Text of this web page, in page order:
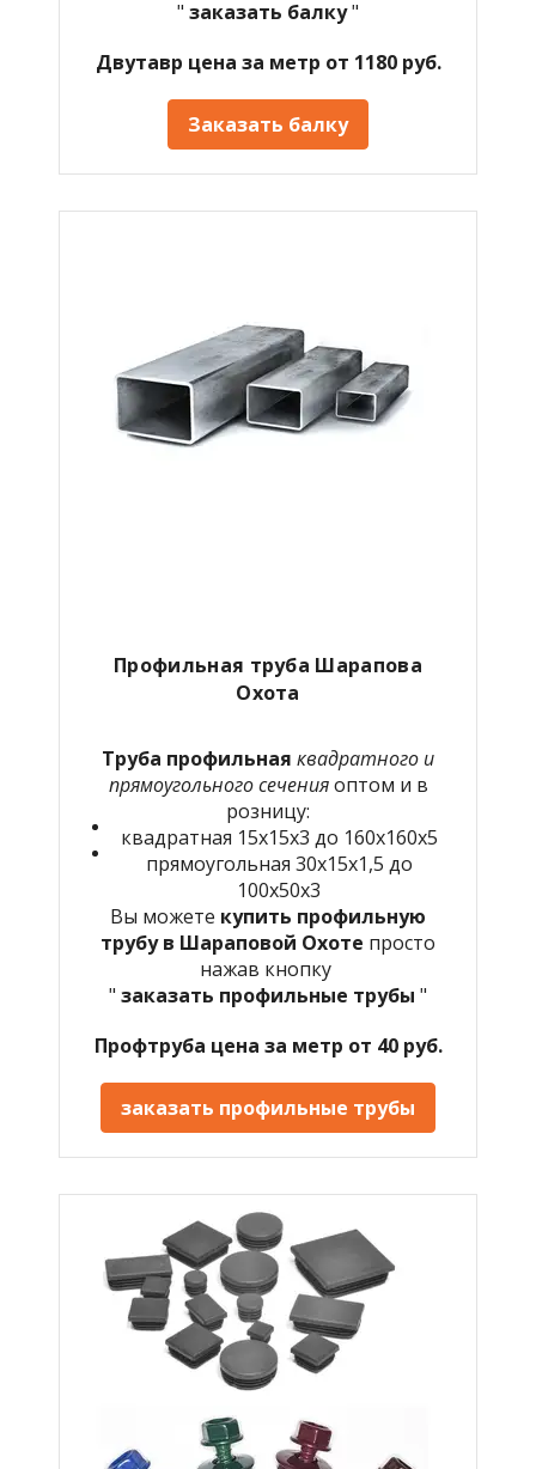
" заказать балку"
Двутавр цена за метр от 1180 руб.
Заказать балку
Профильная труба Шарапова
Охота
Труба профильная квадратного и
прямоугольного сеченияоптом и в
розницу:
квадратная 15х15х3 до 160х160х5
прямоугольная 30х15х1,5 до
100х50х3
Вы можете купить профильную
трубу в Шараповой Охоте просто
нажав кнопку
" заказать профильные трубы "
Профтруба цена за метр от 40 руб.
заказать профильные трубы